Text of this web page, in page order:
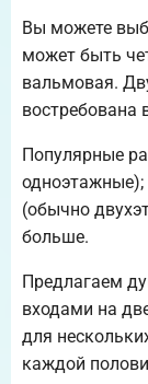
Вы можете
может быть
вальмовая.
востребована
Популярные
одноэтажные);
(обычно
больше.
Предлагаем
входами на
для
каждой